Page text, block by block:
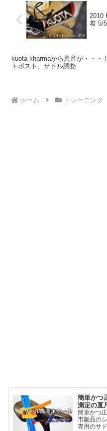
2010
着 5/5
kuota kharmaから異音が・・
トポスト、サドル調整
ホーム トレーニング
簡単かつ
測定の直
簡単かつ
市販品の
専用のサ